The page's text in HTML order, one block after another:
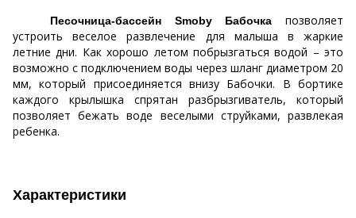
Песочница-бассейн Smoby Бабочка позволяет
устроить веселое развлечение для малыша в жаркие
летние дни. Как хорошо летом побрызгаться водой – это
возможно с подключением воды через шланг диаметром 20
мм, который присоединяется внизу Бабочки. В бортике
каждого крылышка спрятан разбрызгиватель, который
позволяет бежать воде веселыми струйками, развлекая
ребенка.
Характеристики